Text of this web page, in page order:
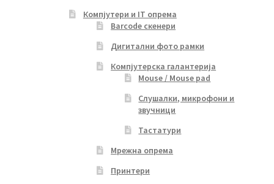
Компјутери и IT опрема
Barcode скенери
Дигитални фото рамки
Компјутерска галантерија
Mouse / Mouse pad
Слушалки, микрофони и
звучници
Тастатури
Мрежна опрема
Принтери